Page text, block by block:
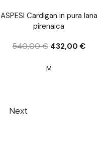
ASPESI Cardigan in pura lana
pirenaica
540,00€ 432,00€
M
Next